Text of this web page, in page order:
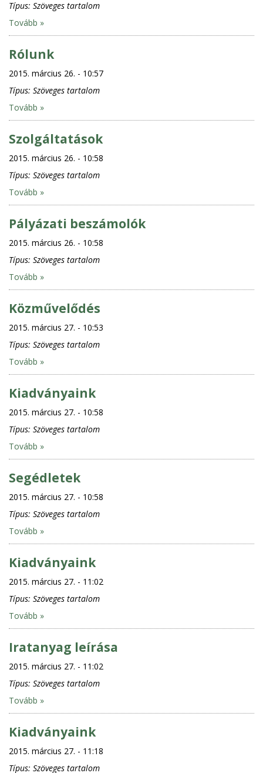
Típus: Szöveges tartalom
Tovább »
Rólunk
2015. március 26. - 10:57
Típus: Szöveges tartalom
Tovább »
Szolgáltatások
2015. március 26. - 10:58
Típus: Szöveges tartalom
Tovább »
Pályázati beszámolók
2015. március 26. - 10:58
Típus: Szöveges tartalom
Tovább »
Közművelődés
2015. március 27. - 10:53
Típus: Szöveges tartalom
Tovább »
Kiadványaink
2015. március 27. - 10:58
Típus: Szöveges tartalom
Tovább »
Segédletek
2015. március 27. - 10:58
Típus: Szöveges tartalom
Tovább »
Kiadványaink
2015. március 27. - 11:02
Típus: Szöveges tartalom
Tovább »
Iratanyag leírása
2015. március 27. - 11:02
Típus: Szöveges tartalom
Tovább »
Kiadványaink
2015. március 27. - 11:18
Típus: Szöveges tartalom